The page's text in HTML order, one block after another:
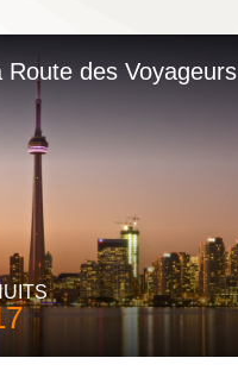
Route des Voyageurs